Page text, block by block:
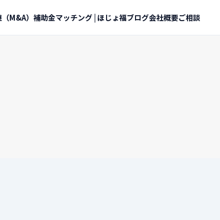
M&A） 補助金マッチング | ほじょ福ブログ会社概要ご相談